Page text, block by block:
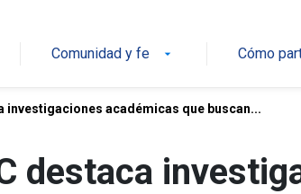
Comunidad y fe arrow_drop_down Cómo
investigaciones académicas que buscan...
destaca